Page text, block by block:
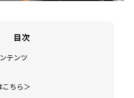
目次
テンツ
ちら＞